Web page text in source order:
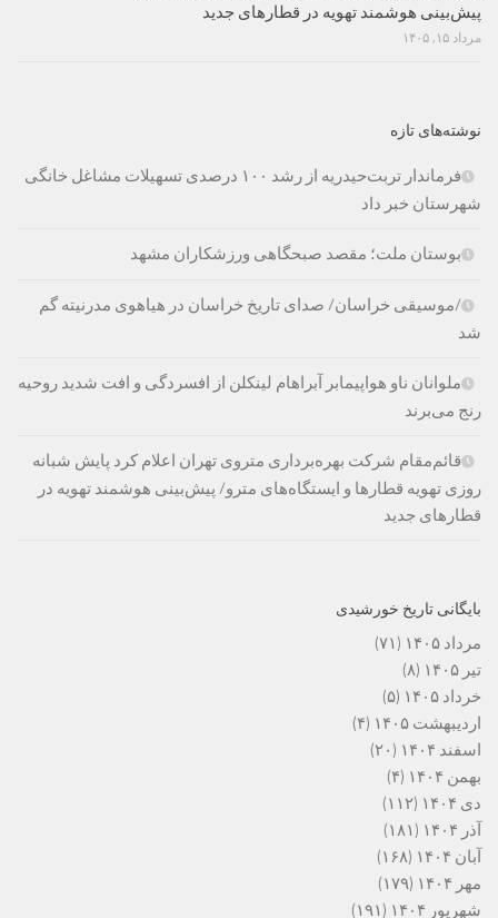
پیش‌بینی هوشمند تهویه در قطارهای جدید
مرداد ۱۵, ۱۴۰۵
نوشته‌های تازه
فرماندار تربت‌حیدریه از رشد ۱۰۰ درصدی تسهیلات مشاغل خانگی
شهرستان خبر داد
بوستان ملت؛ مقصد صبحگاهی ورزشکاران مشهد
/موسیقی خراسان/ صدای تاریخ خراسان در هیاهوی مدرنیته گم
شد
ملوانان ناو هواپیمابر آبراهام لینکلن از افسردگی و افت شدید روحیه
رنج می‌برند
قائم‌مقام شرکت بهره‌برداری متروی تهران اعلام کرد پایش شبانه
روزی تهویه قطارها و ایستگاه‌های مترو/ پیش‌بینی هوشمند تهویه در
قطارهای جدید
بایگانی تاریخ خورشیدی
مرداد ۱۴۰۵
(۷۱)
تیر ۱۴۰۵
(۸)
خرداد ۱۴۰۵
(۵)
اردیبهشت ۱۴۰۵
(۴)
اسفند ۱۴۰۴
(۲۰)
بهمن ۱۴۰۴
(۴)
دی ۱۴۰۴
(۱۱۲)
آذر ۱۴۰۴
(۱۸۱)
آبان ۱۴۰۴
(۱۶۸)
مهر ۱۴۰۴
(۱۷۹)
شهریور ۱۴۰۴
(۱۹۱)